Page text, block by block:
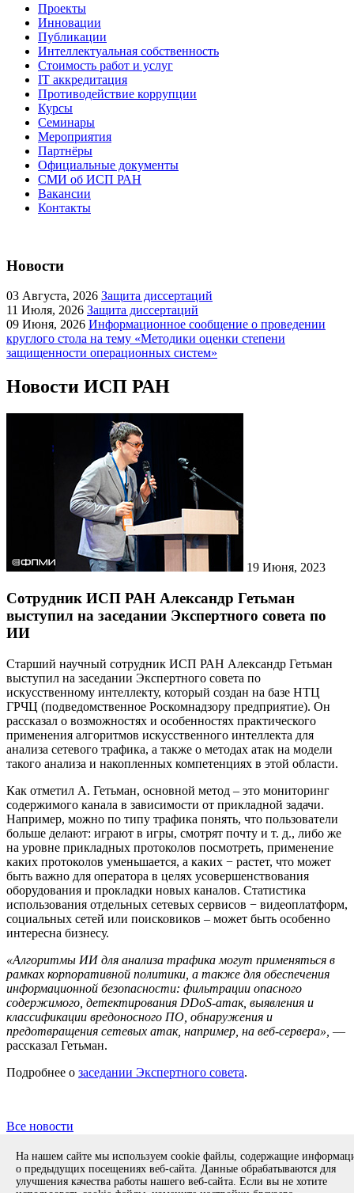
Проекты
Инновации
Публикации
Интеллектуальная собственность
Стоимость работ и услуг
IT аккредитация
Противодействие коррупции
Курсы
Семинары
Мероприятия
Партнёры
Официальные документы
СМИ об ИСП РАН
Вакансии
Контакты
Новости
03 Августа, 2026 Защита диссертаций
11 Июля, 2026 Защита диссертаций
09 Июня, 2026 Информационное сообщение о проведении
круглого стола на тему «Методики оценки степени
защищенности операционных систем»
Новости ИСП РАН
19 Июня, 2023
Сотрудник ИСП РАН Александр Гетьман
выступил на заседании Экспертного совета по
ИИ
Старший научный сотрудник ИСП РАН Александр Гетьман
выступил на заседании Экспертного совета по
искусственному интеллекту, который создан на базе НТЦ
ГРЧЦ (подведомственное Роскомнадзору предприятие). Он
рассказал о возможностях и особенностях практического
применения алгоритмов искусственного интеллекта для
анализа сетевого трафика, а также о методах атак на модели
такого анализа и накопленных компетенциях в этой области.
Как отметил А. Гетьман, основной метод – это мониторинг
содержимого канала в зависимости от прикладной задачи.
Например, можно по типу трафика понять, что пользователи
больше делают: играют в игры, смотрят почту и т. д., либо же
на уровне прикладных протоколов посмотреть, применение
каких протоколов уменьшается, а каких − растет, что может
быть важно для оператора в целях усовершенствования
оборудования и прокладки новых каналов. Статистика
использования отдельных сетевых сервисов − видеоплатформ,
социальных сетей или поисковиков – может быть особенно
интересна бизнесу.
«Алгоритмы ИИ для анализа трафика могут применяться в
рамках корпоративной политики, а также для обеспечения
информационной безопасности: фильтрации опасного
содержимого, детектирования DDoS-атак, выявления и
классификации вредоносного ПО, обнаружения и
предотвращения сетевых атак, например, на веб-сервера», —
рассказал Гетьман.
Подробнее о заседании Экспертного совета.
Все новости
Copyright © 1994-2026 ИСП РАН. 109004, г. Москва, ул. А.
Солженицына, дом 25.Противодействие коррупции.
Разработка безопасного программного обеспечения (РБПО)
На нашем сайте мы используем cookie файлы, содержащие
о предыдущих посещениях веб-сайта. Данные обрабатываются для
улучшения качества работы нашего веб-сайта. Если вы не хотите